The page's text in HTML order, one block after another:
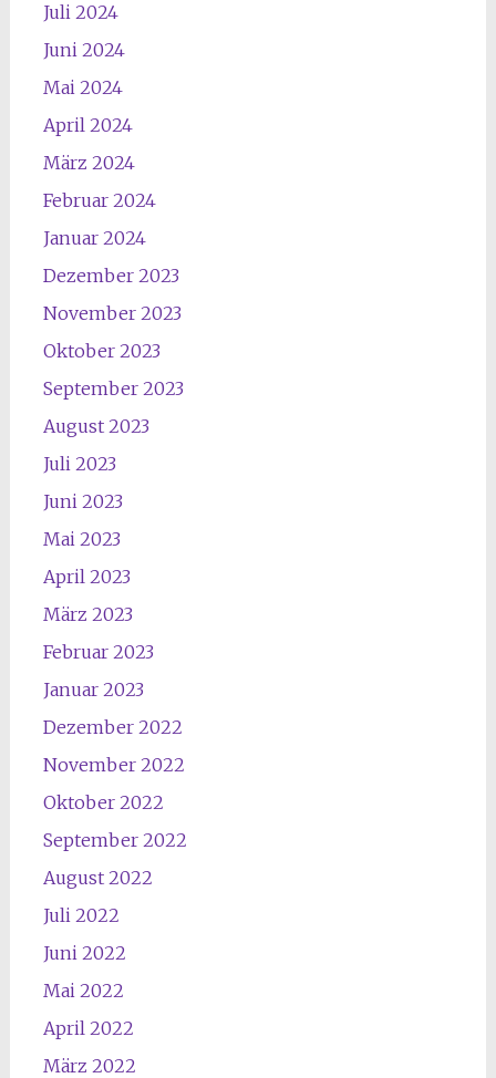
Juli 2024
Juni 2024
Mai 2024
April 2024
März 2024
Februar 2024
Januar 2024
Dezember 2023
November 2023
Oktober 2023
September 2023
August 2023
Juli 2023
Juni 2023
Mai 2023
April 2023
März 2023
Februar 2023
Januar 2023
Dezember 2022
November 2022
Oktober 2022
September 2022
August 2022
Juli 2022
Juni 2022
Mai 2022
April 2022
März 2022